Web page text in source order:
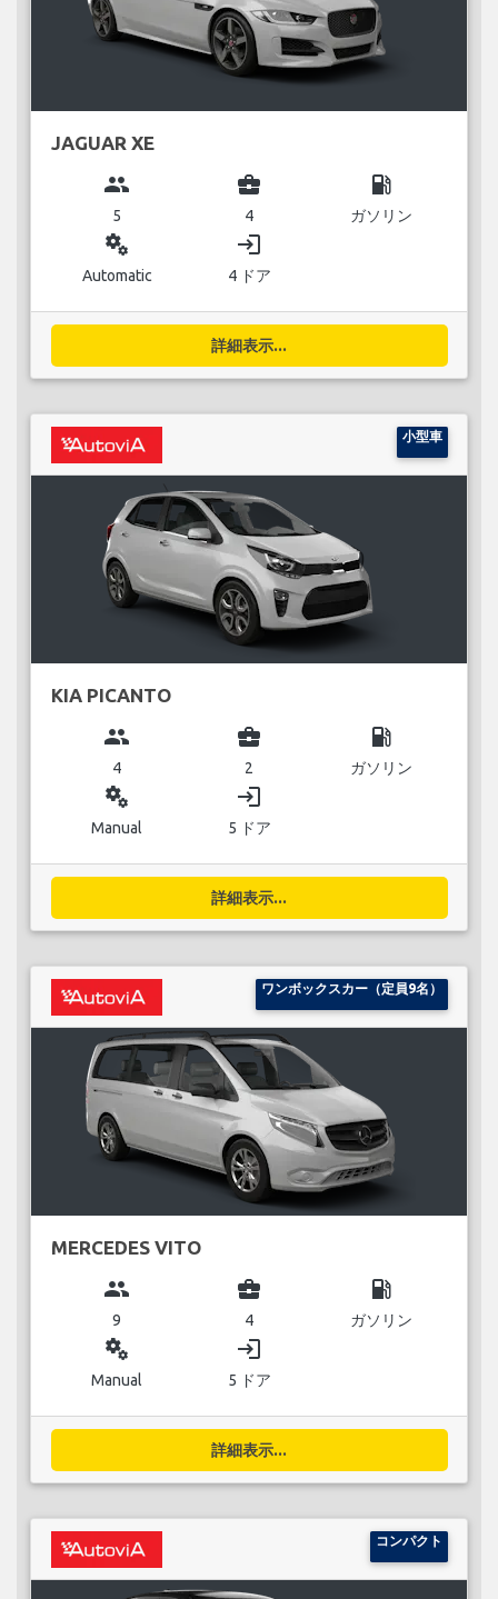
JAGUAR XE
group
5
business_center
4
local_gas_station
ガソリン
miscellaneous_services
Automatic
login
4 ドア
詳細表示...
小型車
KIA PICANTO
group
4
business_center
2
local_gas_station
ガソリン
miscellaneous_services
Manual
login
5 ドア
詳細表示...
ワンボックスカー（定員9名）
MERCEDES VITO
group
9
business_center
4
local_gas_station
ガソリン
miscellaneous_services
Manual
login
5 ドア
詳細表示...
コンパクト